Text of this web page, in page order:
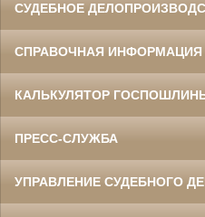
СУДЕБНОЕ
СПРАВОЧНАЯ ИНФОРМАЦИЯ
КАЛЬКУЛЯТОР
ПРЕСС-СЛУЖБА
УПРАВЛЕНИЕ СУДЕБНОГО